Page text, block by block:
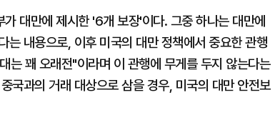
대만에 제시한 '6개 보장'이다. 그중 하나는 대만에
는 내용으로, 이후 미국의 대만 정책에서 중요한 관행
꽤 오래전"이라며 이 관행에 무게를 두지 않는다는
국과의 거래 대상으로 삼을 경우, 미국의 대만 안전보